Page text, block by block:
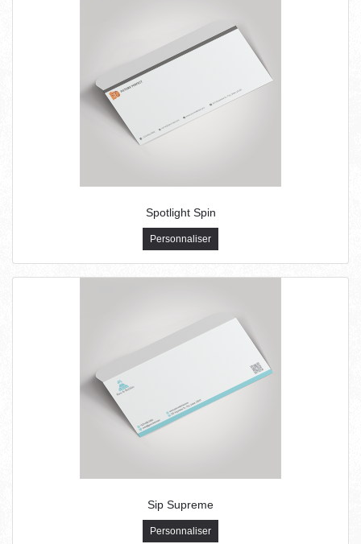
Spotlight Spin
Personnaliser
Sip Supreme
Personnaliser